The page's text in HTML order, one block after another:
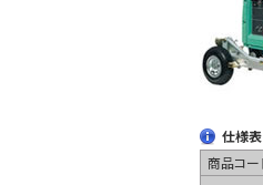
仕様表
商品コー